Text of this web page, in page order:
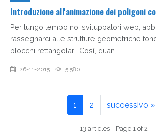
Introduzione all'animazione dei poligoni
Per lungo tempo noi sviluppatori web,
rassegnarci alle strutture geometriche
blocchi rettangolari. Cosí, quan...
26-11-2015 5,580
1 2 successivo »
13 articles - Page 1 of 2